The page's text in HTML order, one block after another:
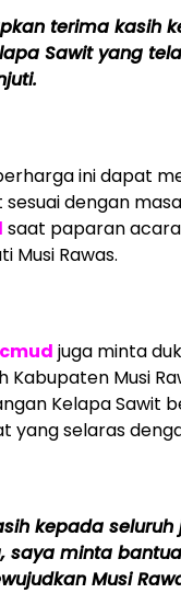
terima kasih
Sawit yang
ini dapat
dengan
saat paparan
Musi Rawas.
juga minta
Kabupaten Musi
Kelapa Sawit
yang selaras
kepada
saya minta
Musi